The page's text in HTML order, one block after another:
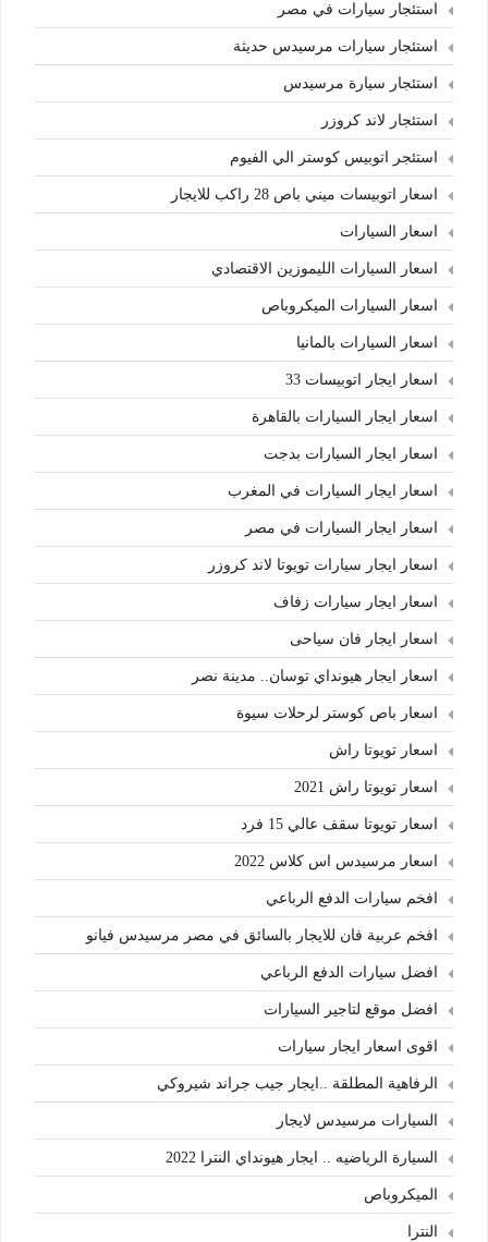
استئجار سيارات في مصر
استئجار سيارات مرسيدس حديثة
استئجار سيارة مرسيدس
استئجار لاند كروزر
استئجر اتوبيس كوستر الي الفيوم
اسعار اتوبيسات ميني باص 28 راكب للايجار
اسعار السيارات
اسعار السيارات الليموزين الاقتصادي
اسعار السيارات الميكروباص
اسعار السيارات بالمانيا
اسعار ايجار اتوبيسات 33
اسعار ايجار السيارات بالقاهرة
اسعار ايجار السيارات بدجت
اسعار ايجار السيارات في المغرب
اسعار ايجار السيارات في مصر
اسعار ايجار سيارات تويوتا لاند كروزر
اسعار ايجار سيارات زفاف
اسعار ايجار فان سياحى
اسعار ايجار هيونداي توسان.. مدينة نصر
اسعار باص كوستر لرحلات سيوة
اسعار تويوتا راش
اسعار تويوتا راش 2021
اسعار تويوتا سقف عالي 15 فرد
اسعار مرسيدس اس كلاس 2022
افخم سيارات الدفع الرباعي
افخم عربية فان للايجار بالسائق في مصر مرسيدس فيانو
افضل سيارات الدفع الرباعي
افضل موقع لتاجير السيارات
اقوى اسعار ايجار سيارات
الرفاهية المطلقة ..ايجار جيب جراند شيروكي
السيارات مرسيدس لايجار
السيارة الرياضيه .. ايجار هيونداي النترا 2022
الميكروباص
النترا